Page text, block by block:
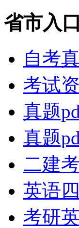
省市入
自考
考试
真题
真题
二建
英语
考研